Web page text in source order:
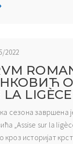
2022
LA LIGÈCE
сезона завршена
„Assise sur la
кроз историјат